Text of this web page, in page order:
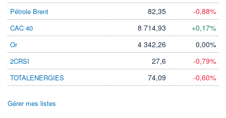
Pétrole Brent
82,35 -0,88%
CAC 40 8 714,93 +0,17%
Or 4 342,26 0,00%
2CRSI 27,6 -0,79%
TOTALENERGIES 74,09 -0,60%
Gérer mes listes